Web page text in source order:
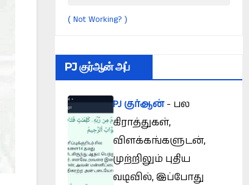
( Not Working? )
PJ குர்ஆன் அப்
PJ குர்ஆன்- பல
கிராத்துகள்,
விளக்கங்களுடன்,
முற்றிலும் புதிய
வடிவில், இப்போது